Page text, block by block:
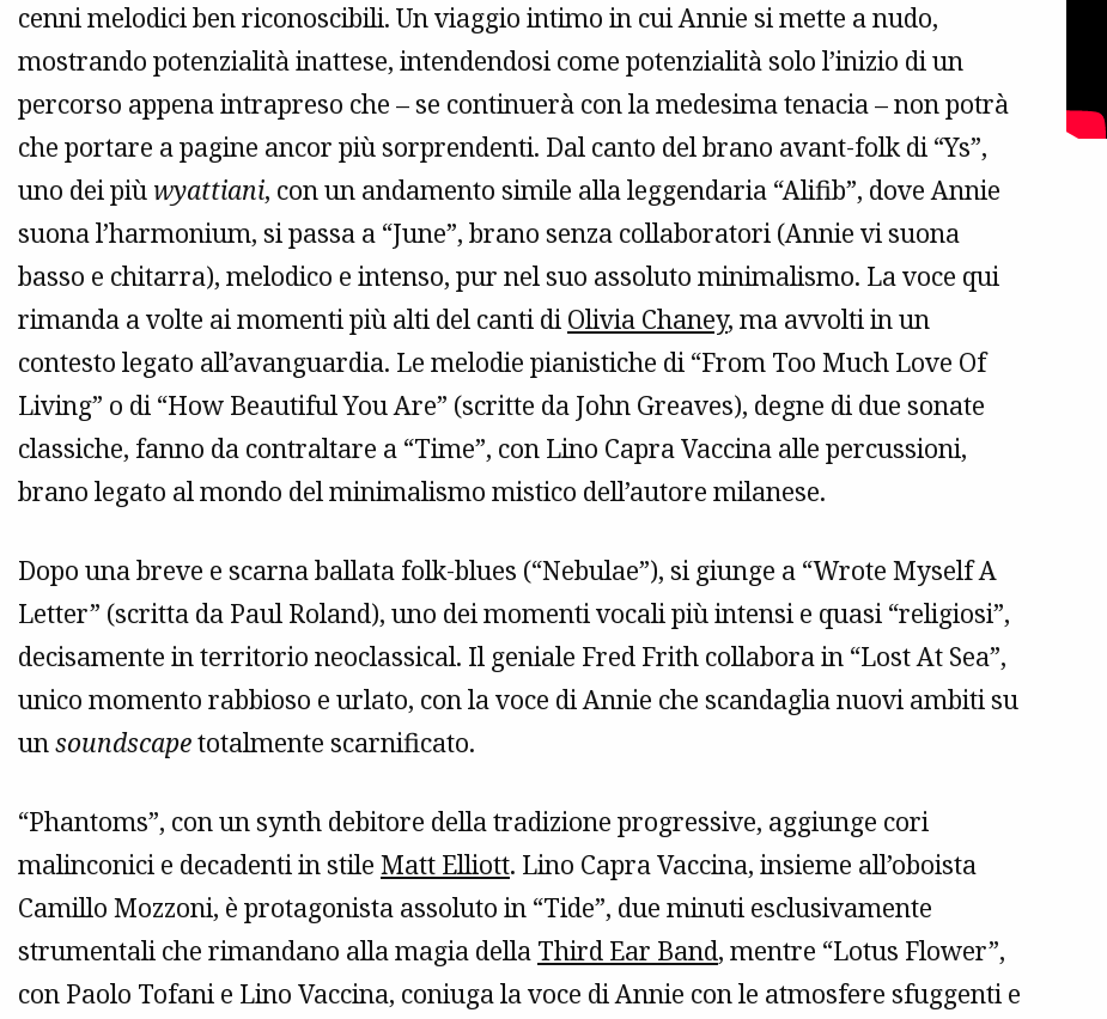
cenni melodici ben riconoscibili. Un viaggio intimo in cui Annie si mette a nudo,
mostrando potenzialità inattese, intendendosi come potenzialità solo l’inizio di un
percorso appena intrapreso che – se continuerà con la medesima tenacia – non potrà
che portare a pagine ancor più sorprendenti. Dal canto del brano avant-folk di “Ys”,
uno dei più wyattiani, con un andamento simile alla leggendaria “Alifib”, dove Annie
suona l’harmonium, si passa a “June”, brano senza collaboratori (Annie vi suona
basso e chitarra), melodico e intenso, pur nel suo assoluto minimalismo. La voce qui
rimanda a volte ai momenti più alti del canti di Olivia Chaney, ma avvolti in un
contesto legato all’avanguardia. Le melodie pianistiche di “From Too Much Love Of
Living” o di “How Beautiful You Are” (scritte da John Greaves), degne di due sonate
classiche, fanno da contraltare a “Time”, con Lino Capra Vaccina alle percussioni,
brano legato al mondo del minimalismo mistico dell’autore milanese.
Dopo una breve e scarna ballata folk-blues (“Nebulae”), si giunge a “Wrote Myself A
Letter” (scritta da Paul Roland), uno dei momenti vocali più intensi e quasi “religiosi”,
decisamente in territorio neoclassical. Il geniale Fred Frith collabora in “Lost At Sea”,
unico momento rabbioso e urlato, con la voce di Annie che scandaglia nuovi ambiti su
unsoundscapetotalmente scarnificato.
“Phantoms”, con un synth debitore della tradizione progressive, aggiunge cori
malinconici e decadenti in stile Matt Elliott. Lino Capra Vaccina, insieme all’oboista
Camillo Mozzoni, è protagonista assoluto in “Tide”, due minuti esclusivamente
strumentali che rimandano alla magia della Third Ear Band, mentre “Lotus Flower”,
con Paolo Tofani e Lino Vaccina, coniuga la voce di Annie con le atmosfere sfuggenti e